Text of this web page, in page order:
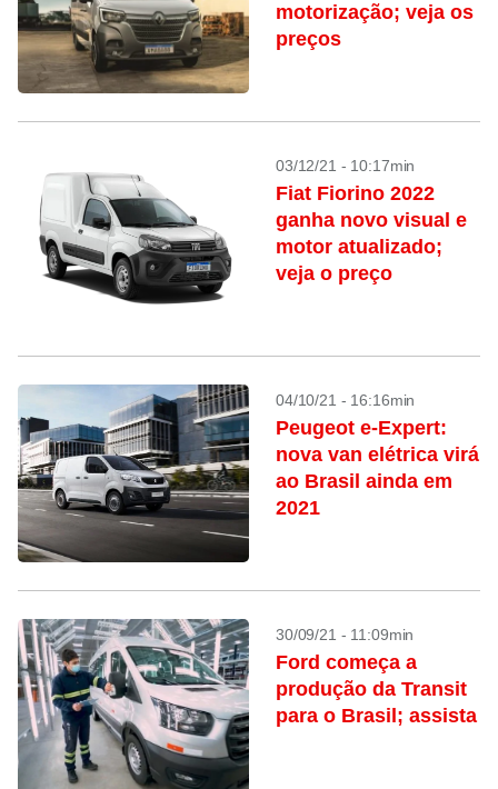
motorização; veja os
preços
03/12/21 - 10:17min
Fiat Fiorino 2022
ganha novo visual e
motor atualizado;
veja o preço
04/10/21 - 16:16min
Peugeot e-Expert:
nova van elétrica virá
ao Brasil ainda em
2021
30/09/21 - 11:09min
Ford começa a
produção da Transit
para o Brasil; assista